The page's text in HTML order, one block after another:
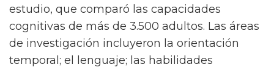
estudio, que comparó las capacidades
cognitivas de más de 3.500 adultos. Las áreas
de investigación incluyeron la orientación
temporal; el lenguaje; las habilidades